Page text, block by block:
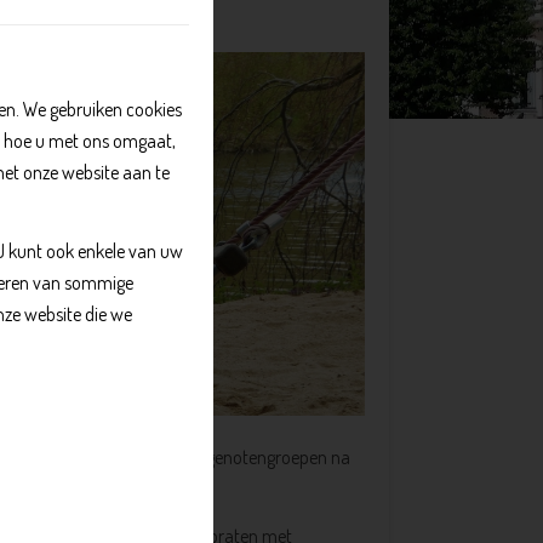
We gebruiken cookies
u met ons omgaat,
onze website aan te
kunt ook enkele van uw
van sommige
website die we
verlies. Er zijn ook lotgenotengroepen na
Een plek waar je kunt praten met